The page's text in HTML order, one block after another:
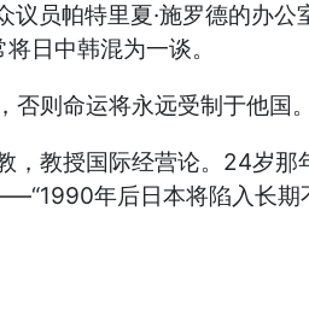
帕特里夏·施罗德的办公
日中韩混为一谈。
命运将永远受制于他国
授国际经营论。24岁那
年后日本将陷入长